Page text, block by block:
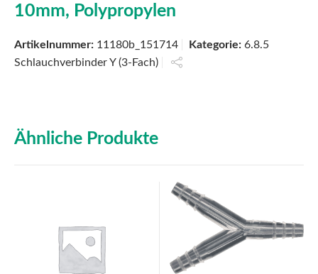
10mm, Polypropylen
Artikelnummer: 11180b_151714 Kategorie: 6.8.5
Schlauchverbinder Y (3-Fach)
Ähnliche Produkte